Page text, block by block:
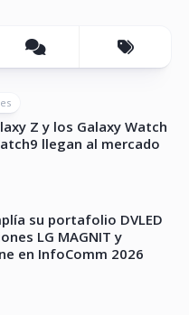
Z y los Galaxy Watch
llegan al mercado
su portafolio DVLED
LG MAGNIT y
en InfoComm 2026